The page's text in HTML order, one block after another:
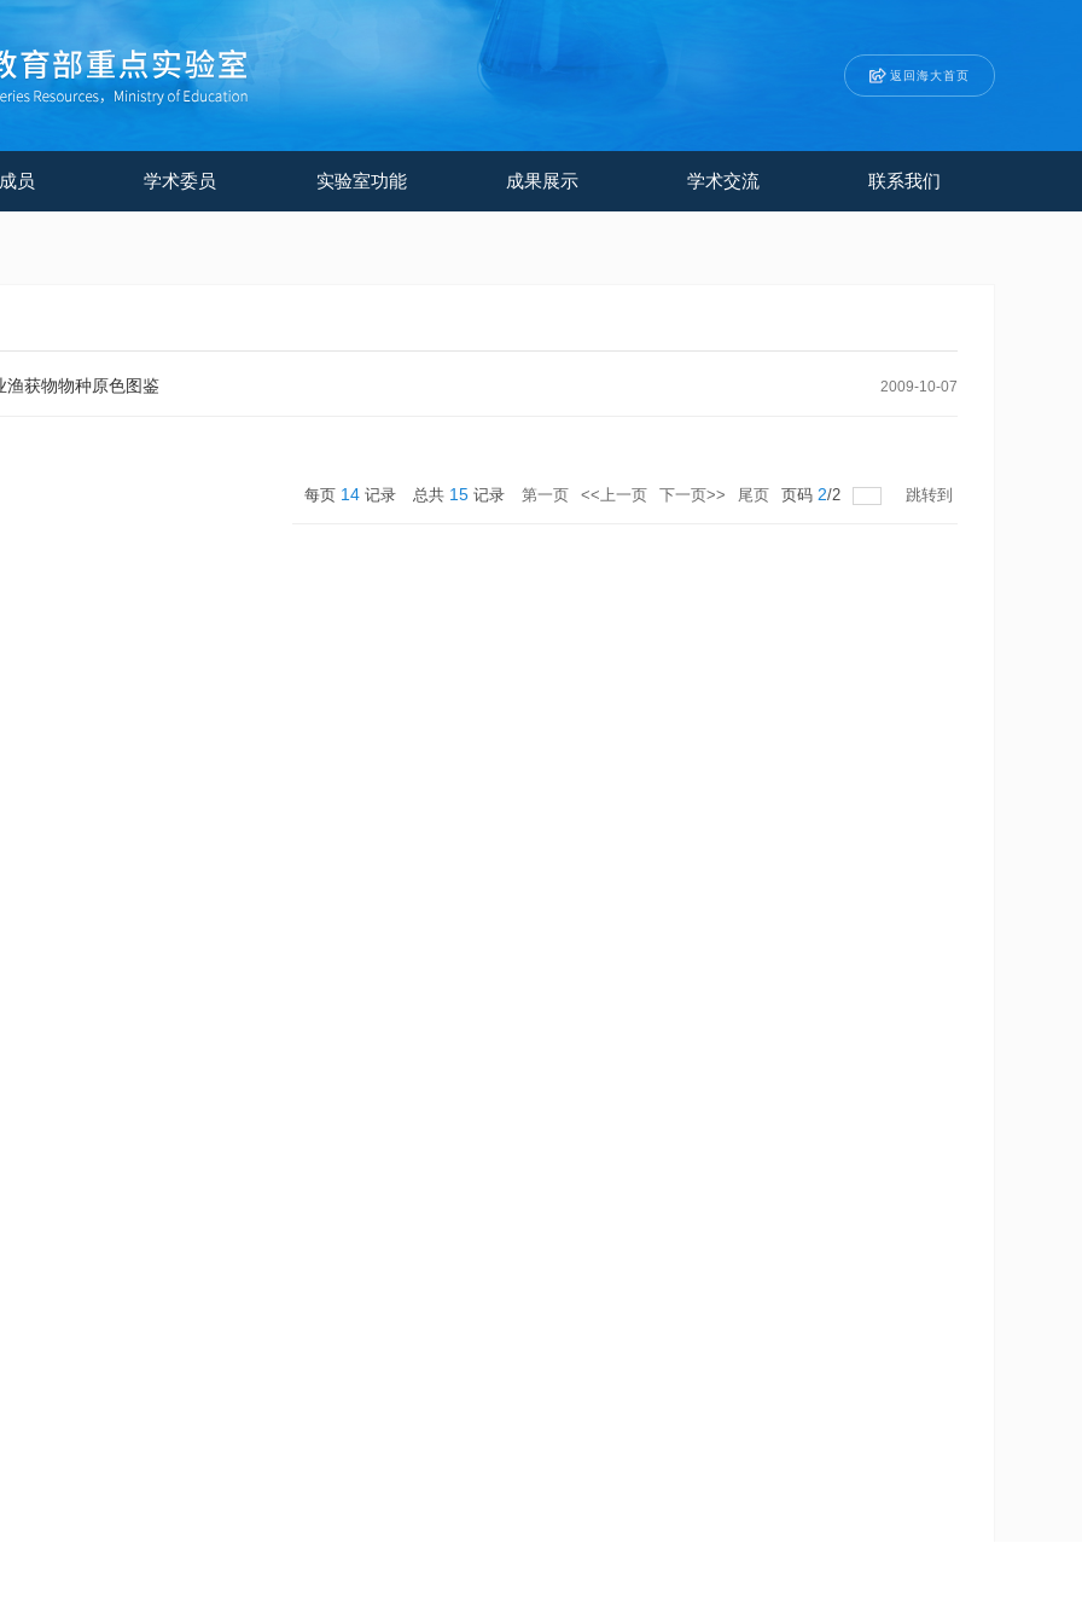
返回海大首页
员 学术委员 实验室功能 成果展示 学术交流 联系我们
渔获物物种原色图鉴 2009-10-07
每页 14 记录 总共 15 记录 第一页 <<上一页 下一页>> 尾页 页码 2/2 跳转到